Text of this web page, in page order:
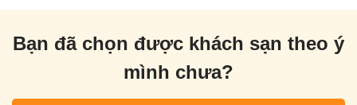
Bạn đã chọn được khách sạn theo ý
mình chưa?